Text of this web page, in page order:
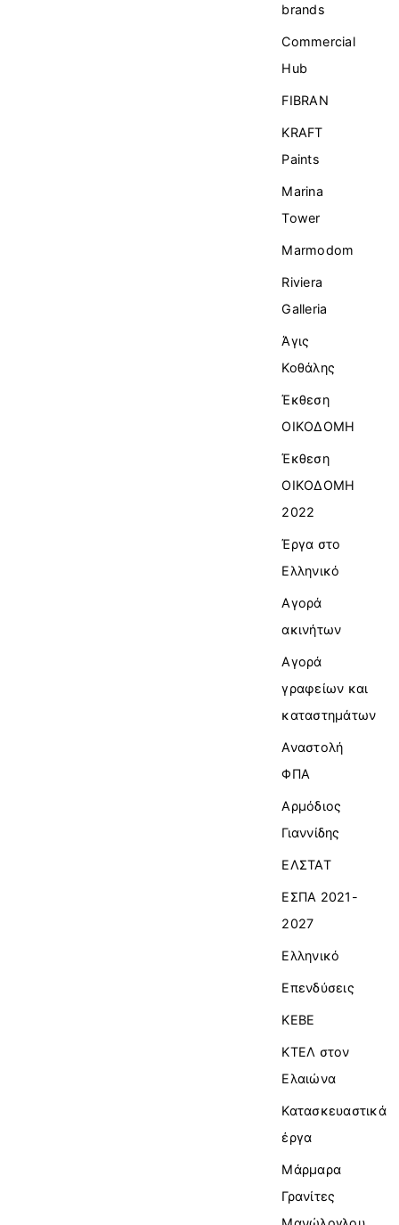
brands
Commercial
Ηub
FIBRAN
KRAFT
Paints
Marina
Tower
Marmodom
Riviera
Galleria
Άγις
Κοθάλης
Έκθεση
ΟΙΚΟΔΟΜΗ
Έκθεση
ΟΙΚΟΔΟΜΗ
2022
Έργα στο
Ελληνικό
Αγορά
ακινήτων
Αγορά
γραφείων και
καταστημάτων
Αναστολή
ΦΠΑ
Αρμόδιος
Γιαννίδης
ΕΛΣΤΑΤ
ΕΣΠΑ 2021-
2027
Ελληνικό
Επενδύσεις
ΚΕΒΕ
ΚΤΕΛ στον
Ελαιώνα
Κατασκευαστικά
έργα
Μάρμαρα
Γρανίτες